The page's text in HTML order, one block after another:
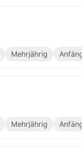
Mehrjährig
Mehrjährig